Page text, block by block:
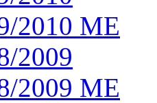
2010 ME
2009
2009 ME